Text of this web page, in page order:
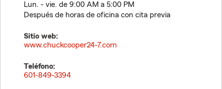
Lun. - vie. de 9:00 AM a 5:00 PM
Después de horas de oficina con cita previa
Sitio web:
www.chuckcooper24-7.com
Teléfono:
601-849-3394